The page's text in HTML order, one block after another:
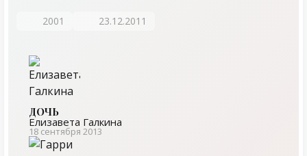
2001 23.12.2011
ДОЧЬ
Елизавета Галкина
18 сентября 2013